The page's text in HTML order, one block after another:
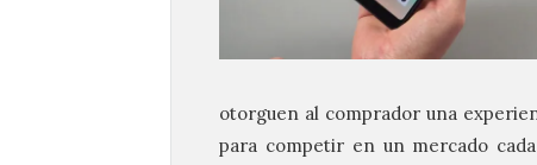
otorguen al comprador una
para competir en un mercado